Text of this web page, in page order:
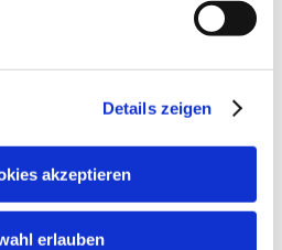
Details zeigen
akzeptieren
erlauben